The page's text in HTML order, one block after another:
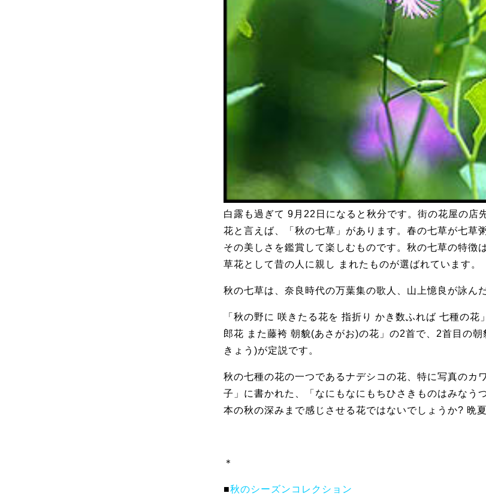
白露も過ぎて 9月22日になると秋分です。街の花屋の店
花と言えば、「秋の七草」があります。春の七草が七草
その美しさを鑑賞して楽しむものです。秋の七草の特徴
草花として昔の人に親し まれたものが選ばれています。
秋の七草は、奈良時代の万葉集の歌人、山上憶良が詠ん
「秋の野に 咲きたる花を 指折り かき数ふれば 七種の
郎花 また藤袴 朝貌(あさがお)の花」の2首で、2首目の
きょう)が定説です。
秋の七種の花の一つであるナデシコの花、特に写真のカ
子」に書かれた、「なにもなにもちひさきものはみなう
本の秋の深みまで感じさせる花ではないでしょうか? 晩
＊
■秋のシーズンコレクション